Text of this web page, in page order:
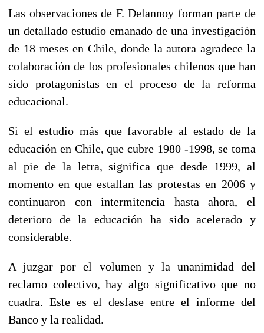
Las observaciones de F. Delannoy forman parte de
un detallado estudio emanado de una investigación
de 18 meses en Chile, donde la autora agradece la
colaboración de los profesionales chilenos que han
sido protagonistas en el proceso de la reforma
educacional.
Si el estudio más que favorable al estado de la
educación en Chile, que cubre 1980 -1998, se toma
al pie de la letra, significa que desde 1999, al
momento en que estallan las protestas en 2006 y
continuaron con intermitencia hasta ahora, el
deterioro de la educación ha sido acelerado y
considerable.
A juzgar por el volumen y la unanimidad del
reclamo colectivo, hay algo significativo que no
cuadra. Este es el desfase entre el informe del
Banco y la realidad.